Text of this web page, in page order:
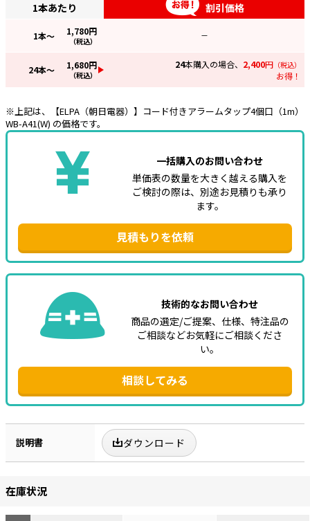
1本あたり 割引価格
1本～ 1,780円
（税込）
—
24本～ 1,680円
（税込）
24本購入の場合、 2,400円 （税込）
お得！
※上記は、【ELPA（朝日電器）】コード付きアラームタップ4個口（1m）
WB-A41(W) の価格です。
一括購入のお問い合わせ
単価表の数量を大きく越える購入を
ご検討の際は、別途お見積りも承り
ます。
見積もりを依頼
技術的なお問い合わせ
商品の選定/ご提案、仕様、特注品の
ご相談などお気軽にご相談くださ
い。
相談してみる
説明書 ダウンロード
在庫状況